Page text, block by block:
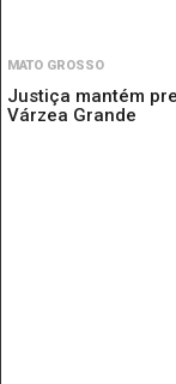
MATO GROSSO
Justiça mantém
Várzea Grande